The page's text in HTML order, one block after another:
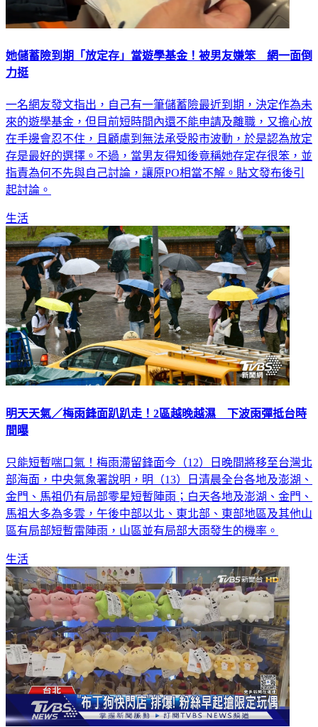
她儲蓄險到期「放定存」當遊學基金！被男友嫌笨 網一面倒
力挺
一名網友發文指出，自己有一筆儲蓄險最近到期，決定作為未
來的遊學基金，但目前短時間內還不能申請及離職，又擔心放
在手邊會忍不住，且顧慮到無法承受股市波動，於是認為放定
存是最好的選擇。不過，當男友得知後竟稱她存定存很笨，並
指責為何不先與自己討論，讓原PO相當不解。貼文發布後引
起討論。
生活
明天天氣／梅雨鋒面趴趴走！2區越晚越濕 下波雨彈抵台時
間曝
只能短暫喘口氣！梅雨滯留鋒面今（12）日晚間將移至台灣北
部海面，中央氣象署說明，明（13）日清晨全台各地及澎湖、
金門、馬祖仍有局部零星短暫陣雨；白天各地及澎湖、金門、
馬祖大多為多雲，午後中部以北、東北部、東部地區及其他山
區有局部短暫雷陣雨，山區並有局部大雨發生的機率。
生活